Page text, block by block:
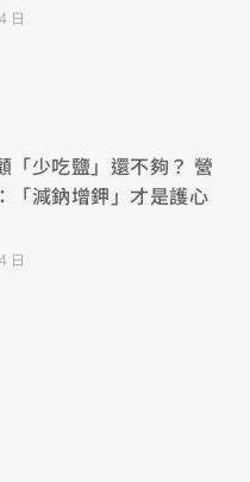
日
「少吃鹽」還不夠？ 營
「減鈉增鉀」才是護心
日